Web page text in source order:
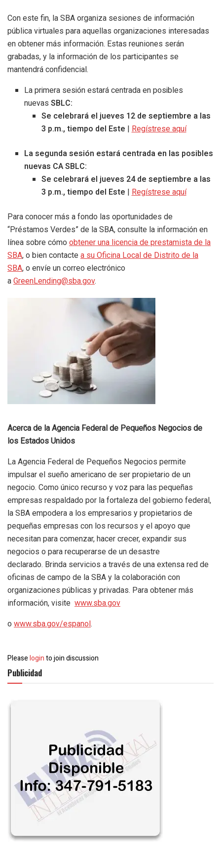
Con este fin, la SBA organiza sesiones de información
pública virtuales para aquellas organizaciones interesadas
en obtener más información. Estas reuniones serán
grabadas, y la información de los participantes se
mantendrá confidencial.
La primera sesión estará centrada en posibles
nuevasSBLC:
Se celebrará el jueves 12 de septiembre a las
3 p.m., tiempo del Este | Regístrese aquí
La segunda sesión estará centrada en las posibles
nuevas CA SBLC:
Se celebrará el jueves 24 de septiembre a las
3 p.m., tiempo del Este | Regístrese aquí
Para conocer más a fondo las oportunidades de
“Préstamos Verdes” de la SBA, consulte la información en
línea sobre cómo obtener una licencia de prestamista de la
SBA, o bien contacte a su Oficina Local de Distrito de la
SBA, o envíe un correo electrónico
a GreenLending@sba.gov.
Acerca de la Agencia Federal de Pequeños Negocios de
los Estados Unidos
La Agencia Federal de Pequeños Negocios permite
impulsar el sueño americano de ser propietario de un
negocio. Como único recurso y voz para las pequeñas
empresas respaldado por la fortaleza del gobierno federal,
la SBA empodera a los empresarios y propietarios de
pequeñas empresas con los recursos y el apoyo que
necesitan para comenzar, hacer crecer, expandir sus
negocios o para recuperarse de un desastre
declarado. Brinda servicios a través de una extensa red de
oficinas de campo de la SBA y la colaboración con
organizaciones públicas y privadas. Para obtener más
información, visite www.sba.gov
o www.sba.gov/espanol.
Pleaseloginto join discussion
Publicidad